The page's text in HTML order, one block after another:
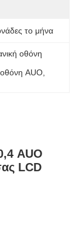
το μήνα
οθόνη
AUO
AUO
LCD